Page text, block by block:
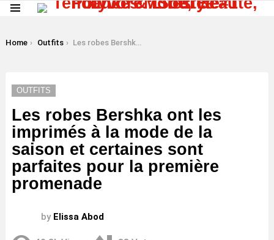
You are here:
Home Outfits Les robes Bershka ont les imprimés à la mode de la saison et certaines sont parfaites pour la première promenade
OUTFITS
Les robes Bershka ont les
imprimés à la mode de la
saison et certaines sont
parfaites pour la première
promenade
by Elissa Abod